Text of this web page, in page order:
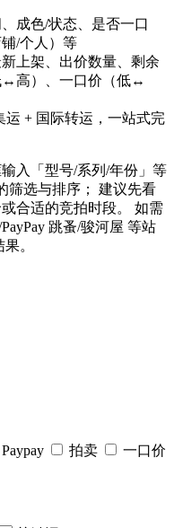
成色/状态、是否一口
/个人）等
上架、出价数量、剩余
高）、一口价（低↔
运 + 国际转运，一站式完
入「型号/系列/年份」等
筛选与排序； 建议先看
合适的竞拍时段。 如需
PayPay 跳蚤/骏河屋 等站
。
Paypay 拍卖 一口价